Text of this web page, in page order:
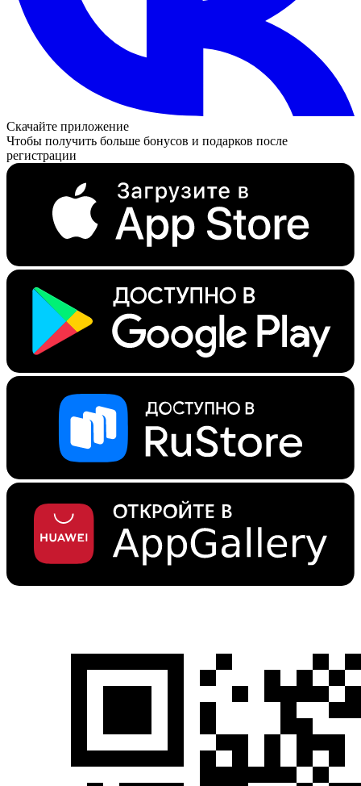
Скачайте приложение
Чтобы получить больше бонусов и подарков после
регистрации